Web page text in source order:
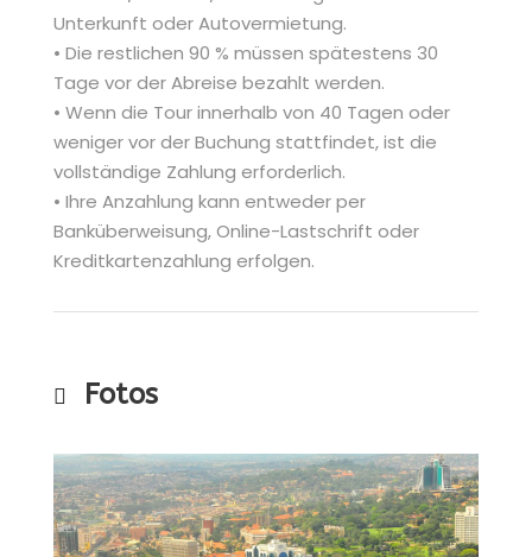
Unterkunft oder Autovermietung.
• Die restlichen 90 % müssen spätestens 30
Tage vor der Abreise bezahlt werden.
• Wenn die Tour innerhalb von 40 Tagen oder
weniger vor der Buchung stattfindet, ist die
vollständige Zahlung erforderlich.
• Ihre Anzahlung kann entweder per
Banküberweisung, Online-Lastschrift oder
Kreditkartenzahlung erfolgen.
Fotos